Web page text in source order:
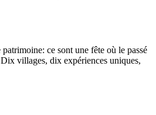
ce sont une fête où le passé
villages, dix expériences uniques,